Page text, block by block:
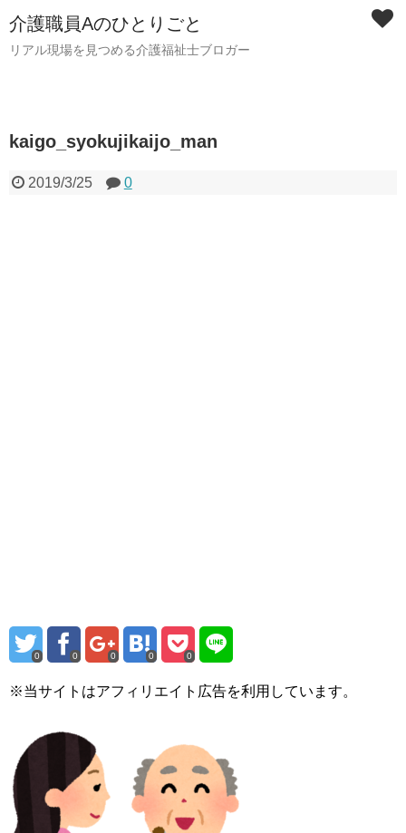
介護職員Aのひとりごと
リアル現場を見つめる介護福祉士ブロガー
kaigo_syokujikaijo_man
2019/3/25 0
0 0 0 0 0
※当サイトはアフィリエイト広告を利用しています。